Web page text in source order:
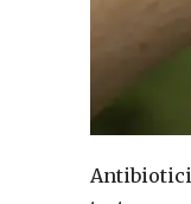
Antibiotici